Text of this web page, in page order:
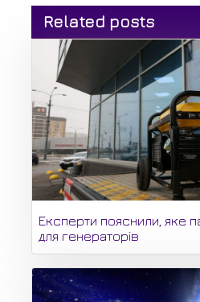
Related posts
Експерти пояснили, яке
для генераторів